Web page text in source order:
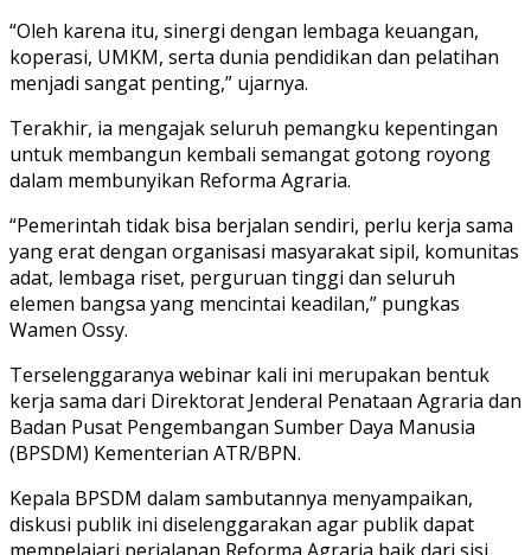
“Oleh karena itu, sinergi dengan lembaga keuangan,
koperasi, UMKM, serta dunia pendidikan dan pelatihan
menjadi sangat penting,” ujarnya.
Terakhir, ia mengajak seluruh pemangku kepentingan
untuk membangun kembali semangat gotong royong
dalam membunyikan Reforma Agraria.
“Pemerintah tidak bisa berjalan sendiri, perlu kerja sama
yang erat dengan organisasi masyarakat sipil, komunitas
adat, lembaga riset, perguruan tinggi dan seluruh
elemen bangsa yang mencintai keadilan,” pungkas
Wamen Ossy.
Terselenggaranya webinar kali ini merupakan bentuk
kerja sama dari Direktorat Jenderal Penataan Agraria dan
Badan Pusat Pengembangan Sumber Daya Manusia
(BPSDM) Kementerian ATR/BPN.
Kepala BPSDM dalam sambutannya menyampaikan,
diskusi publik ini diselenggarakan agar publik dapat